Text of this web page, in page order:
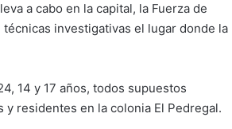
a cabo en la capital, la Fuerza de
técnicas investigativas el lugar donde la
14 y 17 años, todos supuestos
residentes en la colonia El Pedregal.